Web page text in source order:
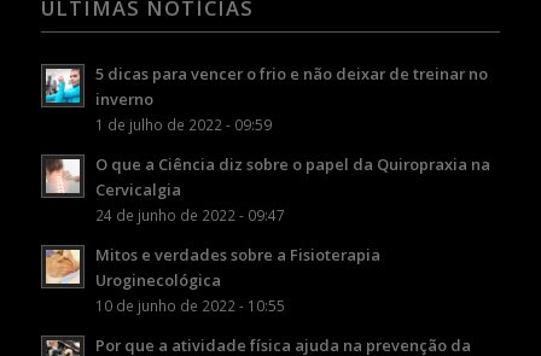
ÚLTIMAS NOTÍCIAS
5 dicas para vencer o frio e não deixar de treinar no
inverno
1 de julho de 2022 - 09:59
O que a Ciência diz sobre o papel da Quiropraxia na
Cervicalgia
24 de junho de 2022 - 09:47
Mitos e verdades sobre a Fisioterapia
Uroginecológica
10 de junho de 2022 - 10:55
Por que a atividade física ajuda na prevenção da